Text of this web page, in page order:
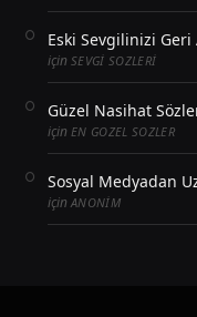
Eski Sevgilinizi Geri
için SEVGI SOZLERI
Güzel Nasihat
için EN GOZEL SOZLER
Sosyal Medyadan
içinANONIM